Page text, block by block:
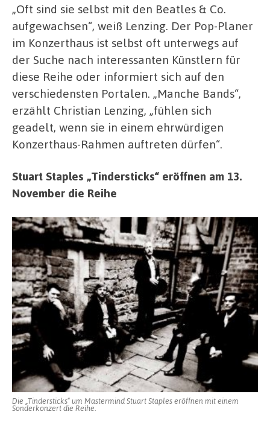
„Oft sind sie selbst mit den Beatles & Co.
aufgewachsen“, weiß Lenzing. Der Pop-Planer
im Konzerthaus ist selbst oft unterwegs auf
der Suche nach interessanten Künstlern für
diese Reihe oder informiert sich auf den
verschiedensten Portalen. „Manche Bands“,
erzählt Christian Lenzing, „fühlen sich
geadelt, wenn sie in einem ehrwürdigen
Konzerthaus-Rahmen auftreten dürfen“.
Stuart Staples „Tindersticks“ eröffnen am 13.
November die Reihe
Die „Tindersticks“ um Mastermind Stuart Staples eröffnen mit einem
Sonderkonzert die Reihe.